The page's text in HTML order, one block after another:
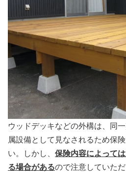
ウッドデッキなどの外構は、同
属設備として見なされるため保
い。しかし、 保険内容によって
る場合があるので注意していただ